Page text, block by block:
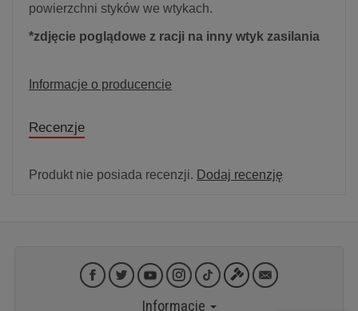
powierzchni styków we wtykach.
*zdjęcie poglądowe z racji na inny wtyk zasilania
Informacje o producencie
Recenzje
Produkt nie posiada recenzji. Dodaj recenzję
Informacje